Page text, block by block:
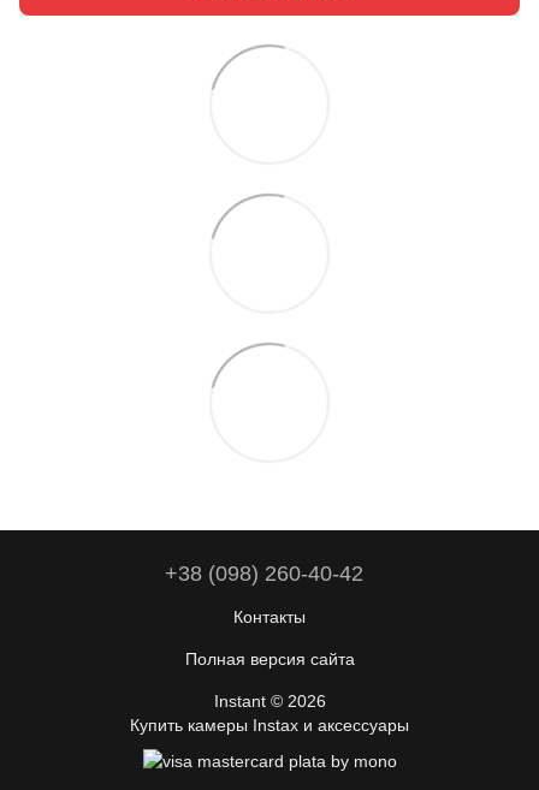
+38 (098) 260-40-42
Контакты
Полная версия сайта
Instant © 2026
Купить камеры Instax и аксессуары